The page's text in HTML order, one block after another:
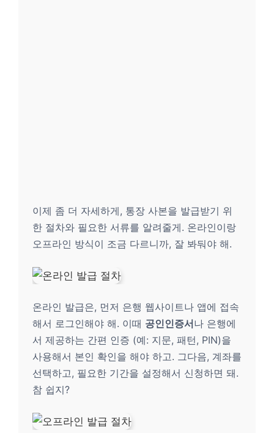
이제 좀 더 자세하게, 통장 사본을 발급받기 위
한 절차와 필요한 서류를 알려줄게. 온라인이랑
오프라인 방식이 조금 다르니까, 잘 봐둬야 해.
온라인 발급은, 먼저 은행 웹사이트나 앱에 접속
해서 로그인해야 해. 이때 공인인증서나 은행에
서 제공하는 간편 인증 (예: 지문, 패턴, PIN)을
사용해서 본인 확인을 해야 하고. 그다음, 계좌를
선택하고, 필요한 기간을 설정해서 신청하면 돼.
참 쉽지?